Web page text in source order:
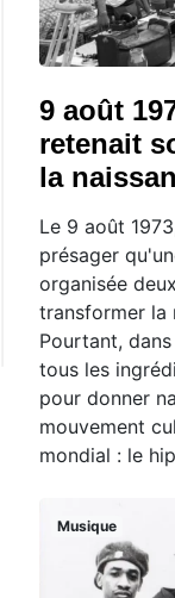
9 août
retenait
la
Le 9 août
présager
organisée
transformer la
Pourtant,
tous les
pour donner
mouvement
mondial : le
Musique